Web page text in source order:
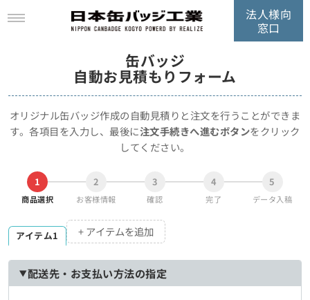
法人様向
窓口
缶バッジ
自動お見積もりフォーム
オリジナル缶バッジ作成の自動見積りと注文を行うことができま
す。各項目を入力し、最後に注文手続きへ進むボタンをクリック
してください。
1
商品選択
2
お客様情報
3
確認
4
完了
5
データ入稿
アイテム1 + アイテムを追加
配送先・お支払い方法の指定